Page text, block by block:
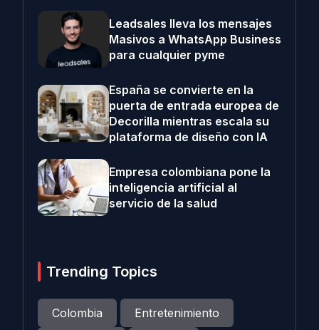
Leadsales lleva los mensajes
Masivos a WhatsApp Business
para cualquier pyme
España se convierte en la
puerta de entrada europea de
Decorilla mientras escala su
plataforma de diseño con IA
Empresa colombiana pone la
inteligencia artificial al
servicio de la salud
Trending Topics
Colombia
Entretenimiento